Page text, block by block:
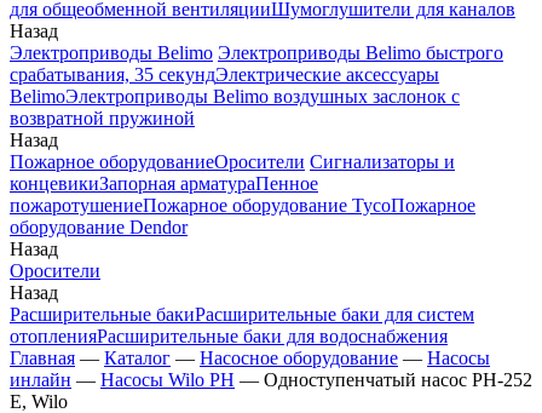
для общеобменной вентиляцииШумоглушители для каналов
Назад
Электроприводы Belimo Электроприводы Belimo быстрого
срабатывания, 35 секундЭлектрические аксессуары
BelimoЭлектроприводы Belimo воздушных заслонок c
возвратной пружиной
Назад
Пожарное оборудованиеОросители Сигнализаторы и
концевикиЗапорная арматураПенное
пожаротушениеПожарное оборудование TycoПожарное
оборудование Dendor
Назад
Оросители
Назад
Расширительные бакиРасширительные баки для систем
отопленияРасширительные баки для водоснабжения
Главная — Каталог — Насосное оборудование — Насосы
инлайн — Насосы Wilo PH — Одноступенчатый насос PH-252
E, Wilo